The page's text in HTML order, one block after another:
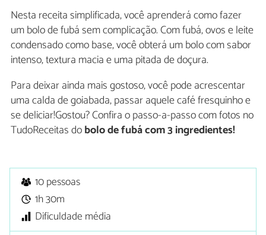
Nesta receita simplificada, você aprenderá como fazer
um bolo de fubá sem complicação. Com fubá, ovos e leite
condensado como base, você obterá um bolo com sabor
intenso, textura macia e uma pitada de doçura.
Para deixar ainda mais gostoso, você pode acrescentar
uma calda de goiabada, passar aquele café fresquinho e
se deliciar!Gostou? Confira o passo-a-passo com fotos no
TudoReceitas dobolo de fubá com 3 ingredientes!
10 pessoas
1h 30m
Dificuldade média